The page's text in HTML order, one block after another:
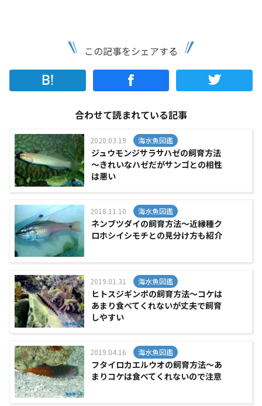
この記事をシェアする
合わせて読まれている記事
2020.03.19 海水魚図鑑
ジュウモンジサラサハゼの飼育方法
～きれいなハゼだがサンゴとの相性
は悪い
2018.11.10 海水魚図鑑
ネンブツダイの飼育方法～近縁種ク
ロホシイシモチとの見分け方も紹介
2019.01.31 海水魚図鑑
ヒトスジギンポの飼育方法～コケは
あまり食べてくれないが丈夫で飼育
しやすい
2019.04.16 海水魚図鑑
フタイロカエルウオの飼育方法～あ
まりコケは食べてくれないので注意